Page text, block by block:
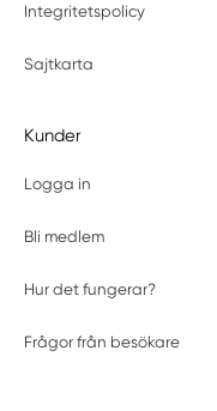
Integritetspolicy
Sajtkarta
Kunder
Logga in
Bli medlem
Hur det fungerar?
Frågor från besökare